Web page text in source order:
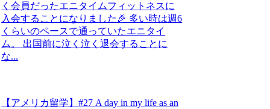
く会員だったエニタイムフィットネスに
入会することになりました🎉 多い時は週6
くらいのペースで通っていたエニタイ
ム。 出国前に泣く泣く退会することに
な...
【アメリカ留学】#27 A day in my life as an